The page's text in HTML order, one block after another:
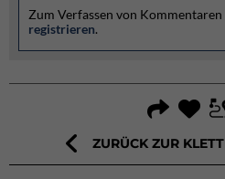
Zum Verfassen von
registrieren.
ZURÜCK ZUR